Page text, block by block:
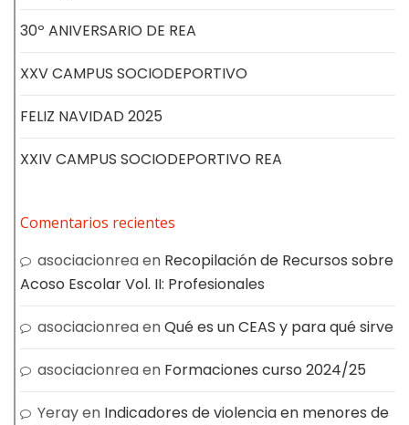
30º ANIVERSARIO DE REA
XXV CAMPUS SOCIODEPORTIVO
FELIZ NAVIDAD 2025
XXIV CAMPUS SOCIODEPORTIVO REA
Comentarios recientes
asociacionreaen Recopilación de Recursos sobre
Acoso Escolar Vol. II: Profesionales
asociacionreaenQué es un CEAS y para qué sirve
asociacionreaen Formaciones curso 2024/25
Yerayen Indicadores de violencia en menores de